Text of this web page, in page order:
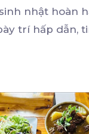
nhật hoàn
trí hấp dẫn,